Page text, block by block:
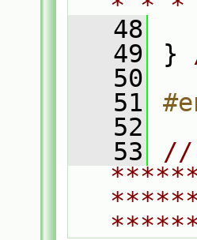
   48
   49
}
   50
   51
   52
   53
//